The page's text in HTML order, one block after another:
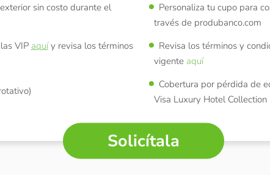
sin costo durante el
Personaliza tu cupo para
través de produbanco.com
VIP aquíy revisa los términos
Revisa los términos y
vigente aquí
Cobertura por pérdida de
Visa Luxury Hotel Collection
Solicítala